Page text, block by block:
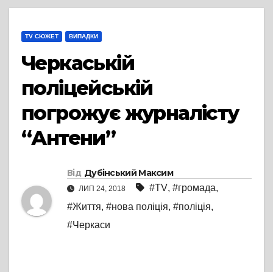
TV СЮЖЕТ ВИПАДКИ
Черкаській
поліцейській
погрожує журналісту
“Антени”
Від Дубінський Максим
ЛИП 24, 2018 #TV, #громада,
#Життя, #нова поліція, #поліція,
#Черкаси